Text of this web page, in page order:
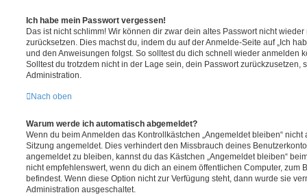
Ich habe mein Passwort vergessen!
Das ist nicht schlimm! Wir können dir zwar dein altes Passwort nicht
zurücksetzen. Dies machst du, indem du auf der Anmelde-Seite auf „Ich
und den Anweisungen folgst. So solltest du dich schnell wieder anmelden
Solltest du trotzdem nicht in der Lage sein, dein Passwort zurückzusetzen,
Administration.
Nach oben
Warum werde ich automatisch abgemeldet?
Wenn du beim Anmelden das Kontrollkästchen „Angemeldet bleiben“
Sitzung angemeldet. Dies verhindert den Missbrauch deines
angemeldet zu bleiben, kannst du das Kästchen „Angemeldet bleiben“
nicht empfehlenswert, wenn du dich an einem öffentlichen Computer, zum
befindest. Wenn diese Option nicht zur Verfügung steht, dann wurde sie
Administration ausgeschaltet.